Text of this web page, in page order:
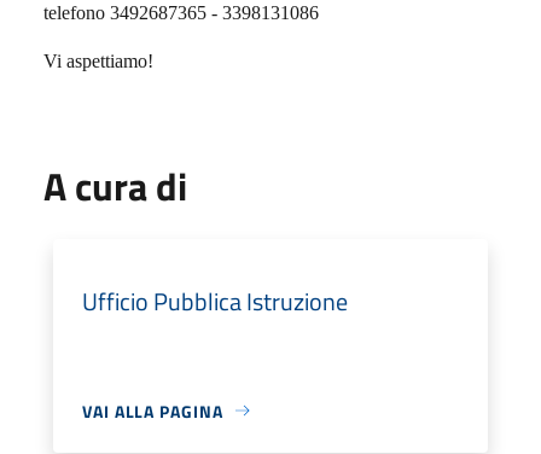
telefono 3492687365 - 3398131086
Vi aspettiamo!
A cura di
Ufficio Pubblica Istruzione
VAI ALLA PAGINA